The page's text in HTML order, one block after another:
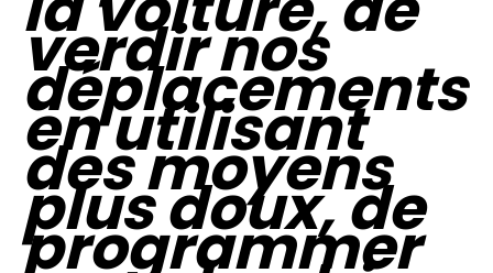
verdir nos
déplacements
en utilisant
des moyens
plus doux, de
programmer